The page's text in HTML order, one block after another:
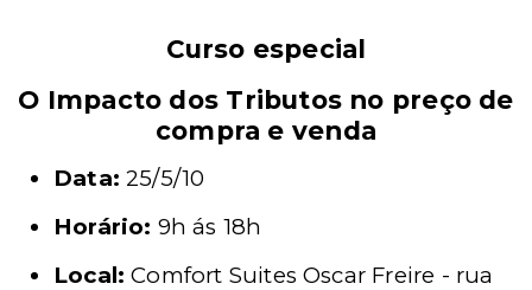
Curso especial
O Impacto dos Tributos no preço de
compra e venda
Data: 25/5/10
Horário: 9h ás 18h
Local: Comfort Suites Oscar Freire - rua